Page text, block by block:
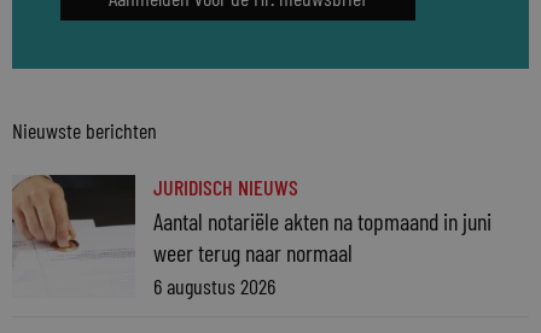
Nieuwste berichten
JURIDISCH NIEUWS
Aantal notariële akten na topmaand in juni
weer terug naar normaal
6 augustus 2026